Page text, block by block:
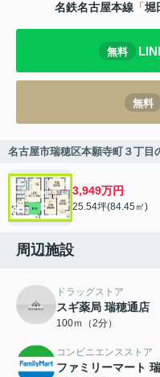
名鉄名古屋本線 「堀
無料
無料
名古屋市瑞穂区本願寺町３丁目
3,949万円
25.54坪(84.45㎡)
周辺施設
ドラッグストア
スギ薬局 瑞穂通店
100ｍ（2分）
コンビニエンスストア
ファミリーマート